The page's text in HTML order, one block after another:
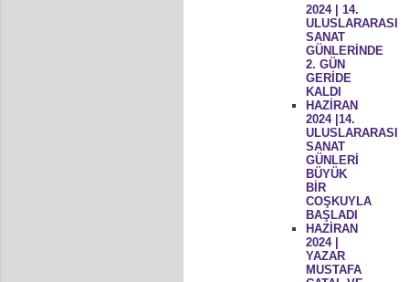
2024 | 14.
ULUSLARARASI
SANAT
GÜNLERİNDE
2. GÜN
GERİDE
KALDI
HAZİRAN
2024 |14.
ULUSLARARASI
SANAT
GÜNLERİ
BÜYÜK
BİR
COŞKUYLA
BAŞLADI
HAZİRAN
2024 |
YAZAR
MUSTAFA